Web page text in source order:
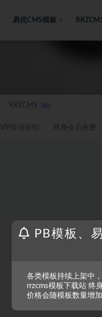
易优CMS模板
RRZCMS 406
VIP会员折扣 终身会员免费
PB模板、
各类模板持续上架中
rrzcms模板下载站 终
价格会随模板数量增